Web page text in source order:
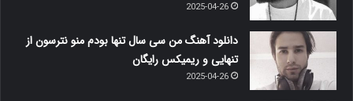
2025-04-26
دانلود آهنگ من سی سال تنها بودم منو نترسون از
تنهایی و ریمیکس رایگان
2025-04-26